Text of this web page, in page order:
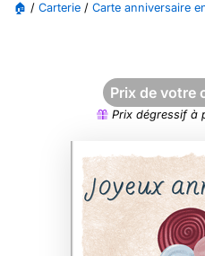
🏠 / Carterie / Carte anniversaire
Prix de votre
Prix dégressif à